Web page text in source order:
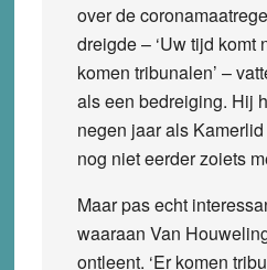
over de
dreigde – ‘Uw tijd komt
komen tribunalen’ –
als een bedreiging. Hij
negen jaar als
nog niet eerder zoiets
Maar pas echt
waaraan Van
ontleent. ‘Er komen